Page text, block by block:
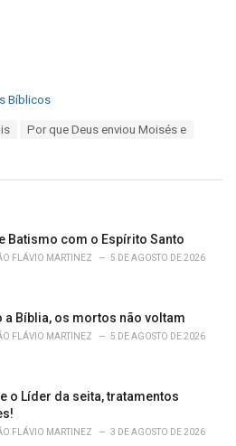
Bíblicos
Por que Deus enviou Moisés e
Batismo com o Espírito Santo
FLÁVIO MARTINEZ 5 DE AGOSTO DE 2026
a Bíblia, os mortos não voltam
FLÁVIO MARTINEZ 5 DE AGOSTO DE 2026
o Líder da seita, tratamentos
FLÁVIO MARTINEZ 3 DE AGOSTO DE 2026